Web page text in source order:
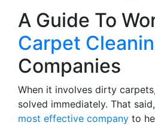
A Guide To
Carpet
Companies
When it involves dirty
solved immediately. That
most effective company to